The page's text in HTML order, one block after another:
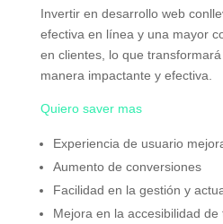
Invertir en desarrollo web
efectiva en línea y una mayor
en clientes, lo que
manera impactante y efectiva.
Quiero saver mas
Experiencia de usuario
Aumento de conversiones
Facilidad en la gestión y
Mejora en la accesibilidad de